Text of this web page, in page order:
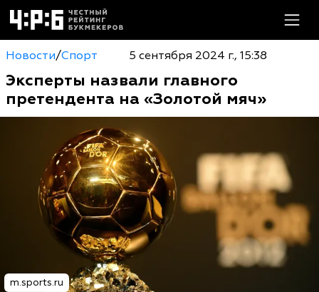
Новости/Спорт 5 сентября 2024 г., 15:38
Эксперты назвали главного
претендента на «Золотой мяч»
m.sports.ru